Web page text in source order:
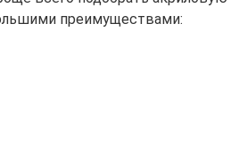
преимуществами: